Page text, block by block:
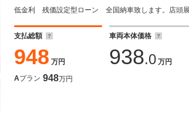
ンオーナ-車
支払総額
948 万円
車両本体価格
938.0 万円
Aプラン 948万円